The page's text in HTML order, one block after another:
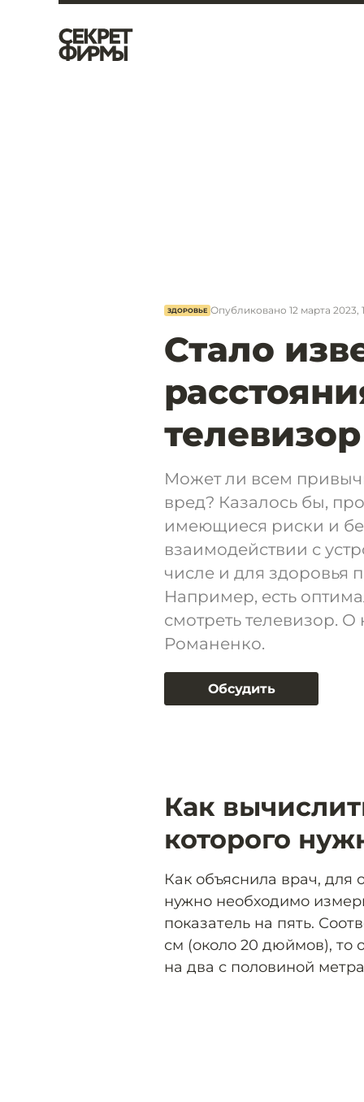
ЗДОРОВЬЕ Опубликовано 12 марта 2023,
Стало
телевизор
Может ли всем
вред? Казалось бы,
имеющиеся риски и
взаимодействии с
числе и для здоровья
Например, есть
смотреть телевизор. О
Романенко.
Обсудить
Как
которого
Как объяснила врач, для
нужно необходимо
показатель на пять.
см (около 20 дюймов), то
на два с половиной